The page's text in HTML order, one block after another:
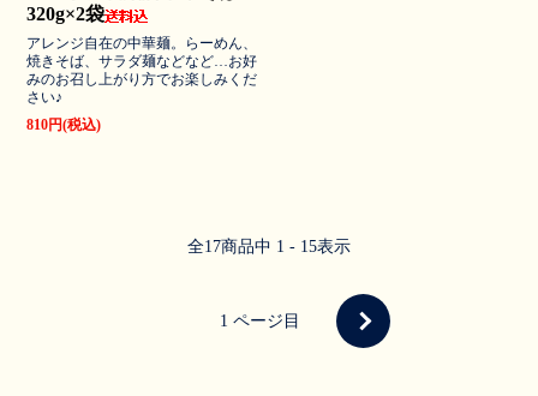
320g×2袋
アレンジ自在の中華麺。らーめん、
焼きそば、サラダ麺などなど…お好
みのお召し上がり方でお楽しみくだ
さい♪
810円(税込)
全17商品中 1 - 15表示
1 ページ目